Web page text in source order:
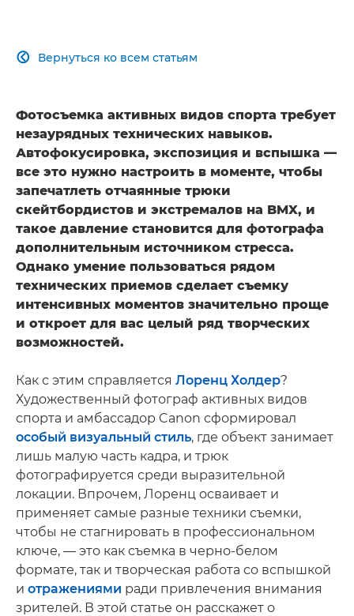
Вернуться ко всем статьям

Фотосъемка активных видов спорта требует
незаурядных технических навыков.
Автофокусировка, экспозиция и вспышка —
все это нужно настроить в моменте, чтобы
запечатлеть отчаянные трюки
скейтбордистов и экстремалов на BMX, и
такое давление становится для фотографа
дополнительным источником стресса.
Однако умение пользоваться рядом
технических приемов сделает съемку
интенсивных моментов значительно проще
и откроет для вас целый ряд творческих
возможностей.
Как с этим справляется Лоренц Холдер?
Художественный фотограф активных видов
спорта и амбассадор Canon сформировал
особый визуальный стиль, где объект занимает
лишь малую часть кадра, и трюк
фотографируется среди выразительной
локации. Впрочем, Лоренц осваивает и
применяет самые разные техники съемки,
чтобы не стагнировать в профессиональном
ключе, — это как съемка в черно-белом
формате, так и творческая работа со вспышкой
и отражениями ради привлечения внимания
зрителей. В этой статье он расскажет о